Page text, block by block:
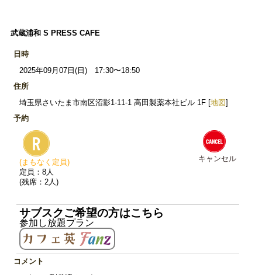
武蔵浦和 S PRESS CAFE
日時
2025年09月07日(日) 17:30〜18:50
住所
埼玉県さいたま市南区沼影1-11-1 高田製薬本社ビル 1F [地図]
予約
(まもなく定員)
定員：8人
(残席：2人)
キャンセル
サブスクご希望の方はこちら
参加し放題プラン
コメント